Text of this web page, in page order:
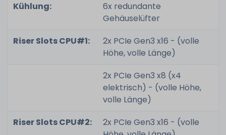
Kühlung:
6x redundante
Gehäuselüfter
Riser Slots CPU#1:
2x PCIe Gen3 x16 - (volle
Höhe, volle Länge)
2x PCIe Gen3 x8 (x4
elektrisch) - (volle Höhe,
volle Länge)
Riser Slots CPU#2:
2x PCIe Gen3 x16 - (volle